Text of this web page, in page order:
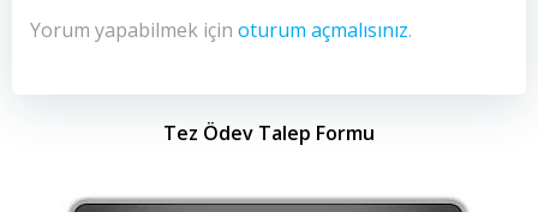
Yorum yapabilmek için oturum açmalısınız.
Tez Ödev Talep Formu